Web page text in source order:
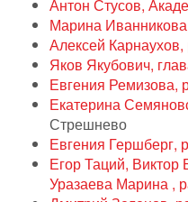
Антон Стусов,
Марина
Алексей
Яков Якубович,
Евгения Ремизова,
Екатерина
Стрешнево
Евгения Гершберг,
Егор Таций,
Уразаева Марина ,